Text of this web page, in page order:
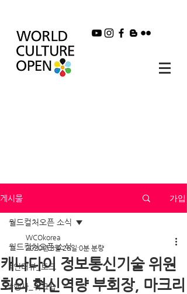
게시물 가입
월드컬처오픈 소식
#인터뷰_토크
#행사_워크숍
월드컬처오픈 소식
캐나다이 정보통신기술 위원
회의 혁신역량 부회장, 마크리
WCOkorea
2020년 8월 26일 0분 분량